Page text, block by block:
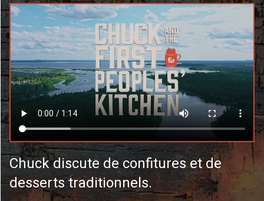
Chuck discute de confitures et de
desserts traditionnels.